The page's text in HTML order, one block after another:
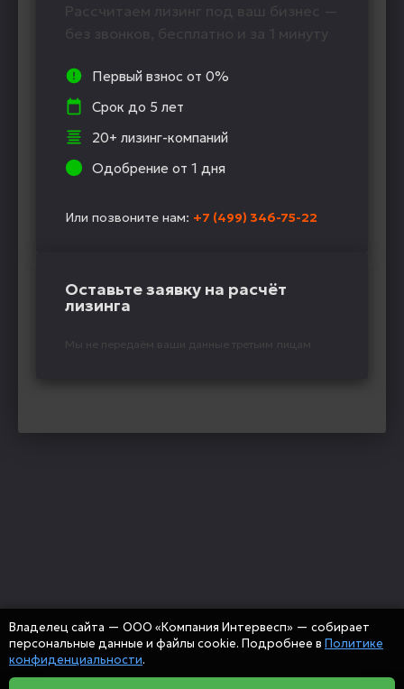
Рассчитаем лизинг под ваш бизнес —
без звонков, бесплатно и за 1 минуту
Первый взнос от 0%
Срок до 5 лет
20+ лизинг-компаний
Одобрение от 1 дня
Или позвоните нам: +7 (499) 346-75-22
Оставьте заявку на расчёт
лизинга
Мы не передаём ваши данные третьим лицам
Владелец сайта — ООО «Компания Интервесп» — собирает
персональные данные и файлы cookie. Подробнее в Политике
конфиденциальности.